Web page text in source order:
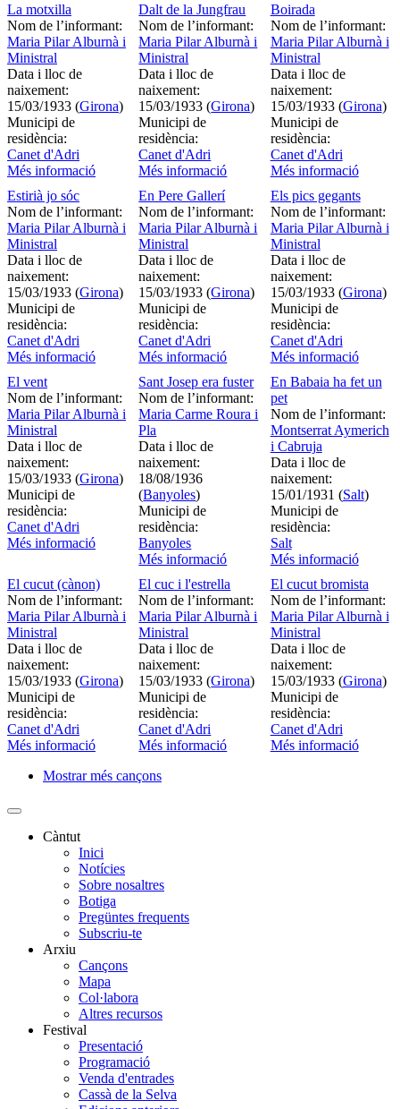
La motxilla
Nom de l’informant:
Maria Pilar Alburnà i
Ministral
Data i lloc de
naixement:
15/03/1933 (Girona)
Municipi de
residència:
Canet d'Adri
Més informació
Dalt de la Jungfrau
Nom de l’informant:
Maria Pilar Alburnà i
Ministral
Data i lloc de
naixement:
15/03/1933 (Girona)
Municipi de
residència:
Canet d'Adri
Més informació
Boirada
Nom de l’informant:
Maria Pilar Alburnà i
Ministral
Data i lloc de
naixement:
15/03/1933 (Girona)
Municipi de
residència:
Canet d'Adri
Més informació
Estirià jo sóc
Nom de l’informant:
Maria Pilar Alburnà i
Ministral
Data i lloc de
naixement:
15/03/1933 (Girona)
Municipi de
residència:
Canet d'Adri
Més informació
En Pere Gallerí
Nom de l’informant:
Maria Pilar Alburnà i
Ministral
Data i lloc de
naixement:
15/03/1933 (Girona)
Municipi de
residència:
Canet d'Adri
Més informació
Els pics gegants
Nom de l’informant:
Maria Pilar Alburnà i
Ministral
Data i lloc de
naixement:
15/03/1933 (Girona)
Municipi de
residència:
Canet d'Adri
Més informació
El vent
Nom de l’informant:
Maria Pilar Alburnà i
Ministral
Data i lloc de
naixement:
15/03/1933 (Girona)
Municipi de
residència:
Canet d'Adri
Més informació
Sant Josep era fuster
Nom de l’informant:
Maria Carme Roura i
Pla
Data i lloc de
naixement:
18/08/1936
(Banyoles)
Municipi de
residència:
Banyoles
Més informació
En Babaia ha fet un
pet
Nom de l’informant:
Montserrat Aymerich
i Cabruja
Data i lloc de
naixement:
15/01/1931 (Salt)
Municipi de
residència:
Salt
Més informació
El cucut (cànon)
Nom de l’informant:
Maria Pilar Alburnà i
Ministral
Data i lloc de
naixement:
15/03/1933 (Girona)
Municipi de
residència:
Canet d'Adri
Més informació
El cuc i l'estrella
Nom de l’informant:
Maria Pilar Alburnà i
Ministral
Data i lloc de
naixement:
15/03/1933 (Girona)
Municipi de
residència:
Canet d'Adri
Més informació
El cucut bromista
Nom de l’informant:
Maria Pilar Alburnà i
Ministral
Data i lloc de
naixement:
15/03/1933 (Girona)
Municipi de
residència:
Canet d'Adri
Més informació
Mostrar més cançons
Càntut
Inici
Notícies
Sobre nosaltres
Botiga
Pregüntes frequents
Subscriu-te
Arxiu
Cançons
Mapa
Col·labora
Altres recursos
Festival
Presentació
Programació
Venda d'entrades
Cassà de la Selva